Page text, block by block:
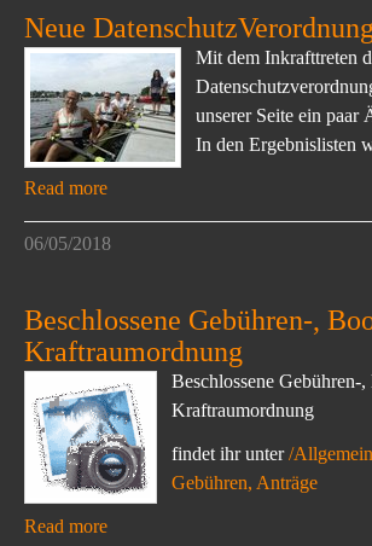
Neue DatenschutzVerordnung
Mit dem Inkrafttreten
unserer Seite ein paar
In den Ergebnislisten
Read more
06/05/2018
Beschlossene Gebühren-,
Kraftraumordnung
Beschlossene Gebühren-
Kraftraumordnung
findet ihr unter/
Gebühren, Anträge
Read more